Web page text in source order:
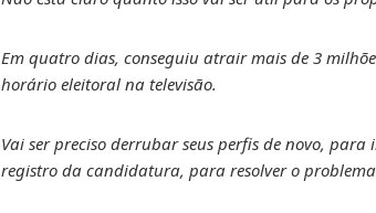
Em quatro dias, conseguiu atrair mais de 3
horário eleitoral na televisão.
Vai ser preciso derrubar seus perfis de novo,
registro da candidatura, para resolver o